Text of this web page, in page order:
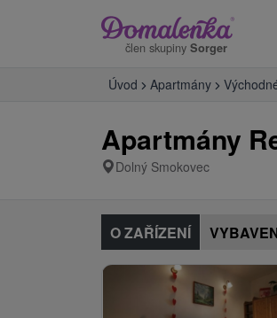
člen skupiny Sorger
Úvod Apartmány
Apartmány
Dolný Smokovec
O ZAŘÍZENÍ